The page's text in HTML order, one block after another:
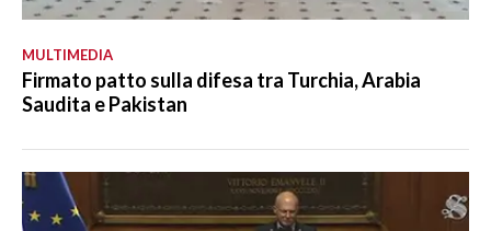
MULTIMEDIA
Firmato patto sulla difesa tra Turchia, Arabia
Saudita e Pakistan